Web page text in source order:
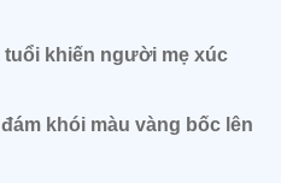
tuổi khiến người mẹ xúc
khói màu vàng bốc lên